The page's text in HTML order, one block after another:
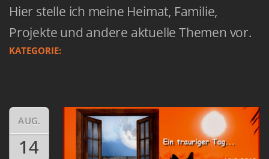
Hier stelle ich meine Heimat, Familie,
Projekte und andere aktuelle Themen vor.
KATEGORIE:
AUG.
14